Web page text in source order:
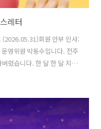
레터
(2026.05.31)회원 안부 인사:
영위원 박동수입니다. 전주
렸습니다. 한 달 한 달 지나
욱 빠르게 흘러가는 것만
의 한독협은 다양한 상영행
성수동에서의 PPP 행사부
(이 글을 쓰는 오늘) 키니마